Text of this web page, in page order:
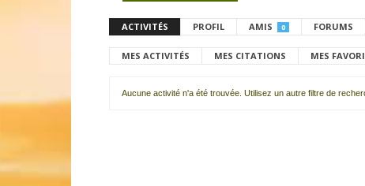
ACTIVITÉS PROFIL AMIS 0 FORUMS
MES ACTIVITÉS MES CITATIONS MES
Aucune activité n'a été trouvée. Utilisez un autre filtre de